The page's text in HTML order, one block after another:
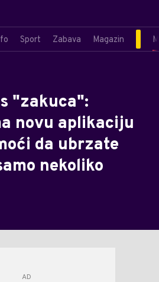
Sport Zabava Magazin
"zakuca":
novu aplikaciju
da ubrzate
nekoliko